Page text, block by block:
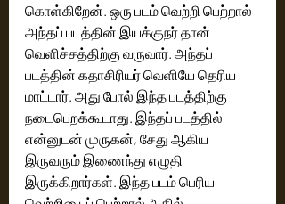
கொள்கிறேன். ஒரு படம் வெற்றி பெற்றால்
அந்தப் படத்தின் இயக்குநர் தான்
வெளிச்சத்திற்கு வருவார். அந்தப்
படத்தின் கதாசிரியர் வெளியே தெரிய
மாட்டார். அது போல் இந்த படத்திற்கு
நடைபெறக்கூடாது. இந்தப் படத்தில்
என்னுடன் முருகன், சேது ஆகிய
இருவரும் இணைந்து எழுதி
இருக்கிறார்கள். இந்த படம் பெரிய